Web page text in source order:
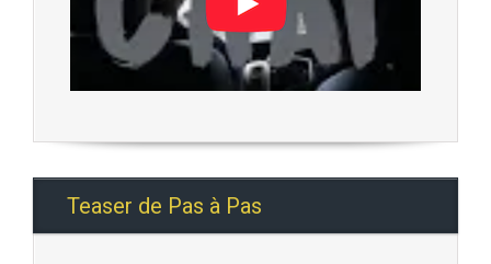
Teaser de Pas à Pas